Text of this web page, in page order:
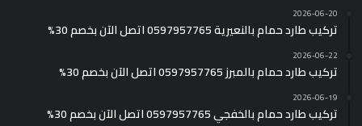
2026-06-20
تركيب طارد حمام بالنعيرية 0597957765 اتصل الآن بخصم 30%
2026-06-22
تركيب طارد حمام بالمبرز 0597957765 اتصل الآن بخصم 30%
2026-06-19
تركيب طارد حمام بالخفجي 0597957765 اتصل الآن بخصم 30%